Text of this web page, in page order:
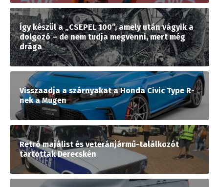
Így készül a „CSEPEL 100”, amely után vágyik a
dolgozó – de nem tudja megvenni, mert még
drága
Visszaadja a szárnyakat a Honda Civic Type R-
nek a Mugen
Retró majálist és veteránjármű-találkozót
tartottak Derecskén